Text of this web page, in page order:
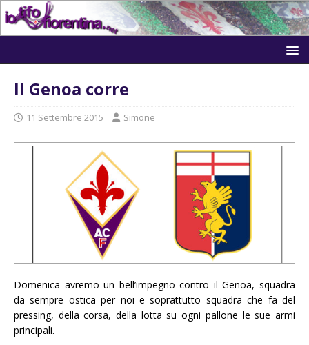
Il Genoa corre
11 Settembre 2015 Simone
Domenica avremo un bell’impegno contro il Genoa, squadra
da sempre ostica per noi e soprattutto squadra che fa del
pressing, della corsa, della lotta su ogni pallone le sue armi
principali.